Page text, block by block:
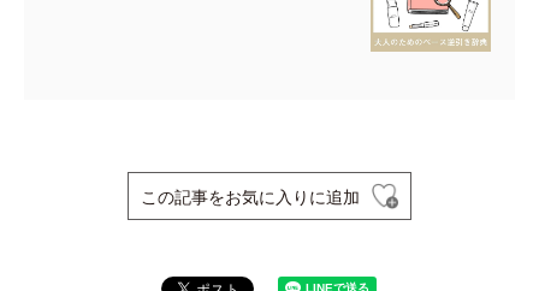
この記事をお気に入りに追加